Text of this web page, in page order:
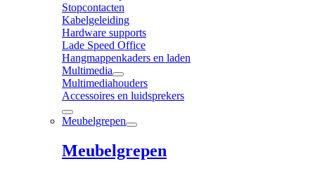
Stopcontacten
Kabelgeleiding
Hardware supports
Lade Speed Office
Hangmappenkaders en laden
Multimedia
Multimediahouders
Accessoires en luidsprekers
Meubelgrepen
Meubelgrepen